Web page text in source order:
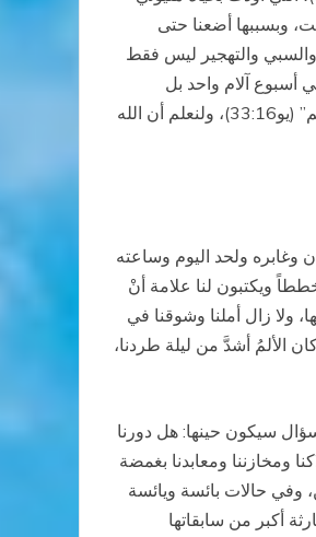
وبسببها أضعنا حتى
والسبي والتهجير ليس فقط
أسبوع آلام واحد بل
أصبحت الأيام لنا أسابيع وأسابيع آلام، وفي كل ذلك بقي إيماننا بالمسيح الحي حامينا وشاهدنا ومقوٍّ لمسيرتنا مؤمنين بربنا الذي قال:”ثقوا فقد غلبت العالم” (يو33:16)، ولنعلم أن الله
وغابره ولحد اليوم وساعته
ويكتبون لنا علامة أنْ
ولا زال أملنا وشوقنا في
الألمُ أشدَّ من ليلة طردنا،
سيكون حينها: هل دورنا
ومخازننا ومعابدنا بغمضة
وفي حالات بائسة ويائسة
أكبر من سابقاتها